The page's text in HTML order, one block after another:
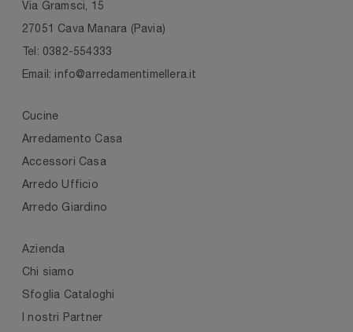
Via Gramsci, 15
27051 Cava Manara (Pavia)
Tel: 0382-554333
Email: info@arredamentimellera.it
Cucine
Arredamento Casa
Accessori Casa
Arredo Ufficio
Arredo Giardino
Azienda
Chi siamo
Sfoglia Cataloghi
I nostri Partner